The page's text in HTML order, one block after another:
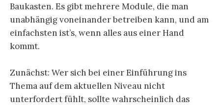
Baukasten. Es gibt mehrere Module, die man
unabhängig voneinander betreiben kann, und am
einfachsten ist’s, wenn alles aus einer Hand
kommt.
Zunächst: Wer sich bei einer Einführung ins
Thema auf dem aktuellen Niveau nicht
unterfordert fühlt, sollte wahrscheinlich das